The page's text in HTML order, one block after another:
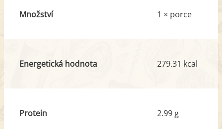
Množství 1 × porce
Energetická hodnota 279.31 kcal
Protein 2.99 g